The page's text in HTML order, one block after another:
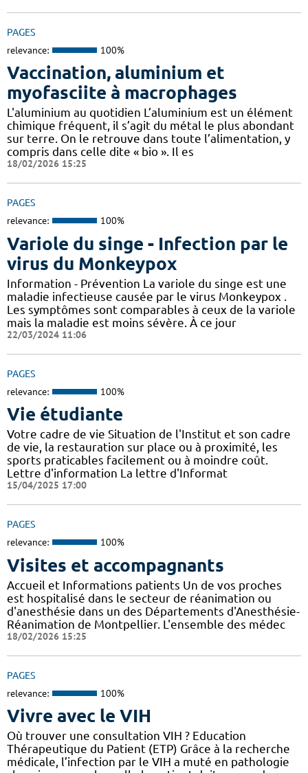
PAGES
relevance: 100%
Vaccination, aluminium et
myofasciite à macrophages
L'aluminium au quotidien L’aluminium est un élément
chimique fréquent, il s’agit du métal le plus abondant
sur terre. On le retrouve dans toute l’alimentation, y
compris dans celle dite « bio ». Il es
18/02/2026 15:25
PAGES
relevance: 100%
Variole du singe - Infection par le
virus du Monkeypox
Information - Prévention La variole du singe est une
maladie infectieuse causée par le virus Monkeypox .
Les symptômes sont comparables à ceux de la variole
mais la maladie est moins sévère. À ce jour
22/03/2024 11:06
PAGES
relevance: 100%
Vie étudiante
Votre cadre de vie Situation de l'Institut et son cadre
de vie, la restauration sur place ou à proximité, les
sports praticables facilement ou à moindre coût.
Lettre d'information La lettre d'Informat
15/04/2025 17:00
PAGES
relevance: 100%
Visites et accompagnants
Accueil et Informations patients Un de vos proches
est hospitalisé dans le secteur de réanimation ou
d'anesthésie dans un des Départements d'Anesthésie-
Réanimation de Montpellier. L'ensemble des médec
18/02/2026 15:25
PAGES
relevance: 100%
Vivre avec le VIH
Où trouver une consultation VIH ? Education
Thérapeutique du Patient (ETP) Grâce à la recherche
médicale, l’infection par le VIH a muté en pathologie